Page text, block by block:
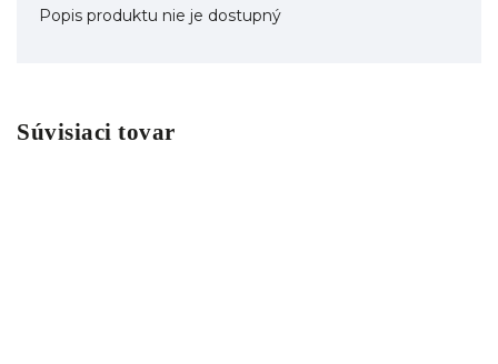
Popis produktu nie je dostupný
Súvisiaci tovar